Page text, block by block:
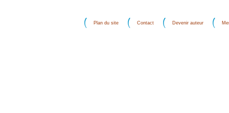
Plan du site Contact Devenir auteur